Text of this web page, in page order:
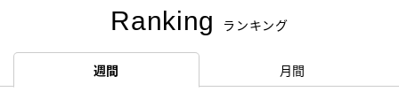
Ranking ランキング
週間 月間